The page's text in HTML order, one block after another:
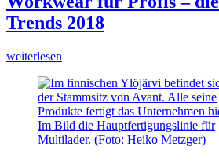
Trends 2018
weiterlesen